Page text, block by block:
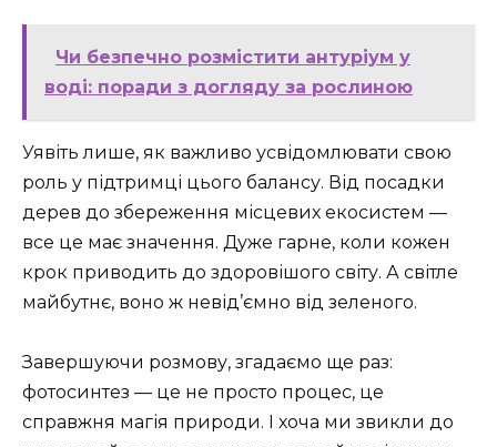
Чи безпечно розмістити антуріум у
воді: поради з догляду за рослиною
Уявіть лише, як важливо усвідомлювати свою
роль у підтримці цього балансу. Від посадки
дерев до збереження місцевих екосистем —
все це має значення. Дуже гарне, коли кожен
крок приводить до здоровішого світу. А світле
майбутнє, воно ж невід’ємно від зеленого.
Завершуючи розмову, згадаємо ще раз:
фотосинтез — це не просто процес, це
справжня магія природи. І хоча ми звикли до